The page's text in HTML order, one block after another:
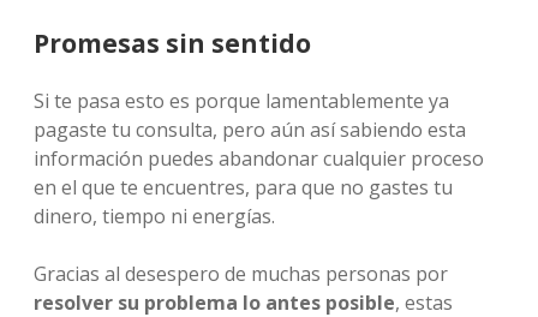
Promesas sin sentido
Si te pasa esto es porque lamentablemente ya
pagaste tu consulta, pero aún así sabiendo esta
información puedes abandonar cualquier proceso
en el que te encuentres, para que no gastes tu
dinero, tiempo ni energías.
Gracias al desespero de muchas personas por
resolver su problema lo antes posible, estas